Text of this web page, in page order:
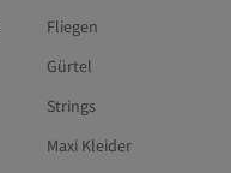
Fliegen
Gürtel
Strings
Maxi Kleider